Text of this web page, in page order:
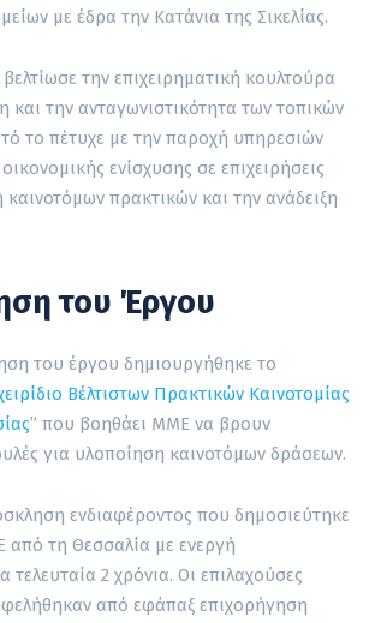
με έδρα την Κατάνια της Σικελίας.
την επιχειρηματική κουλτούρα
και την ανταγωνιστικότητα των τοπικών
το πέτυχε με την παροχή υπηρεσιών
ενίσχυσης σε επιχειρήσεις
πρακτικών και την ανάδειξη
του Έργου
του έργου δημιουργήθηκε το
Βέλτιστων Πρακτικών Καινοτομίας
” που βοηθάει ΜΜΕ να βρουν
για υλοποίηση καινοτόμων δράσεων.
ενδιαφέροντος που δημοσιεύτηκε
από τη Θεσσαλία με ενεργή
τελευταία 2 χρόνια. Οι επιλαχούσες
από εφάπαξ επιχορήγηση